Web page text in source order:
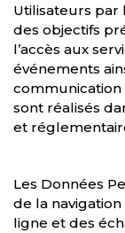
Utilisateurs par
des objectifs
l’accès aux
événements
communication
sont réalisés
et
Les Données
de la navigation
ligne et des